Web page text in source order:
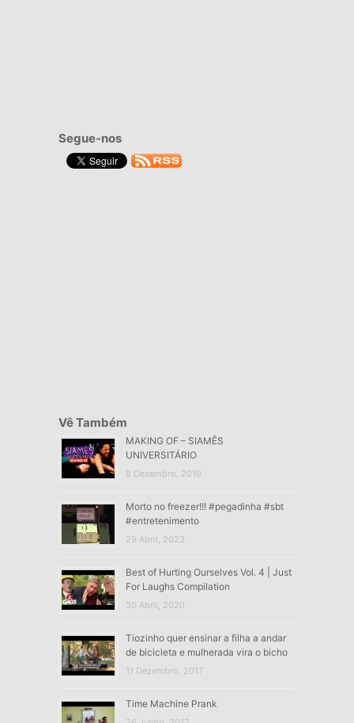
Segue-nos
Vê Também
MAKING OF – SIAMÊS
UNIVERSITÁRIO
8 Dezembro, 2019
Morto no freezer!!! #pegadinha #sbt
#entretenimento
29 Abril, 2023
Best of Hurting Ourselves Vol. 4 | Just
For Laughs Compilation
30 Abril, 2020
Tiozinho quer ensinar a filha a andar
de bicicleta e mulherada vira o bicho
11 Dezembro, 2017
Time Machine Prank